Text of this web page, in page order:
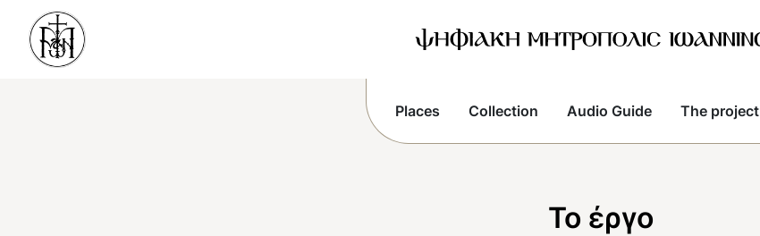
Places Collection Audio Guide The project
Το έργο